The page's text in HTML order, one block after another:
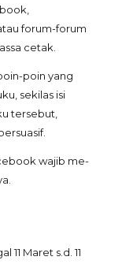
forum-forum
cetak.
poin yang
sekilas isi
tersebut,
wajib me-
Maret s.d. 11